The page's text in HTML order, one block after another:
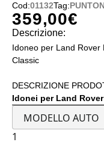
Cod:01132Tag:
359,00€
Descrizione:
Idoneo per Land Rover
Classic
DESCRIZIONE
Idonei per Land
PUNTONI